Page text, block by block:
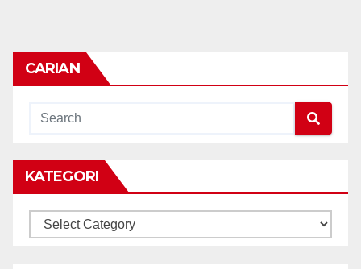
CARIAN
KATEGORI
KATEGORI